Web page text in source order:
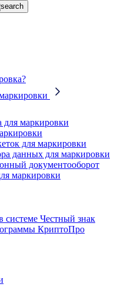
для маркировки
для маркировки
данных для маркировки
документооборот
маркировки
системе Честный знак
КриптоПро